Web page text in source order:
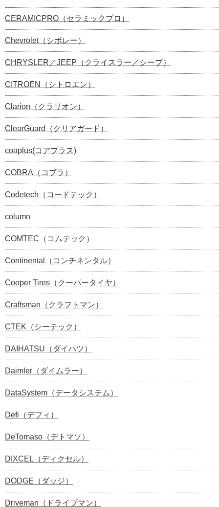
CERAMICPRO（セラミックプロ）
Chevrolet（シボレー）
CHRYSLER／JEEP（クライスラー／シープ）
CITROEN（シトロエン）
Clarion（クラリオン）
ClearGuard（クリアガード）
coaplus(コアプラス)
COBRA（コブラ）
Codetech（コードテック）
column
COMTEC（コムテック）
Continental（コンチネンタル）
Cooper Tires（クーパータイヤ）
Craftsman（クラフトマン）
CTEK（シーテック）
DAIHATSU（ダイハツ）
Daimler（ダイムラー）
DataSystem（データシステム）
Defi（デフィ）
DeTomaso（デトマソ）
DIXCEL（ディクセル）
DODGE（ダッジ）
Driveman（ドライブマン）